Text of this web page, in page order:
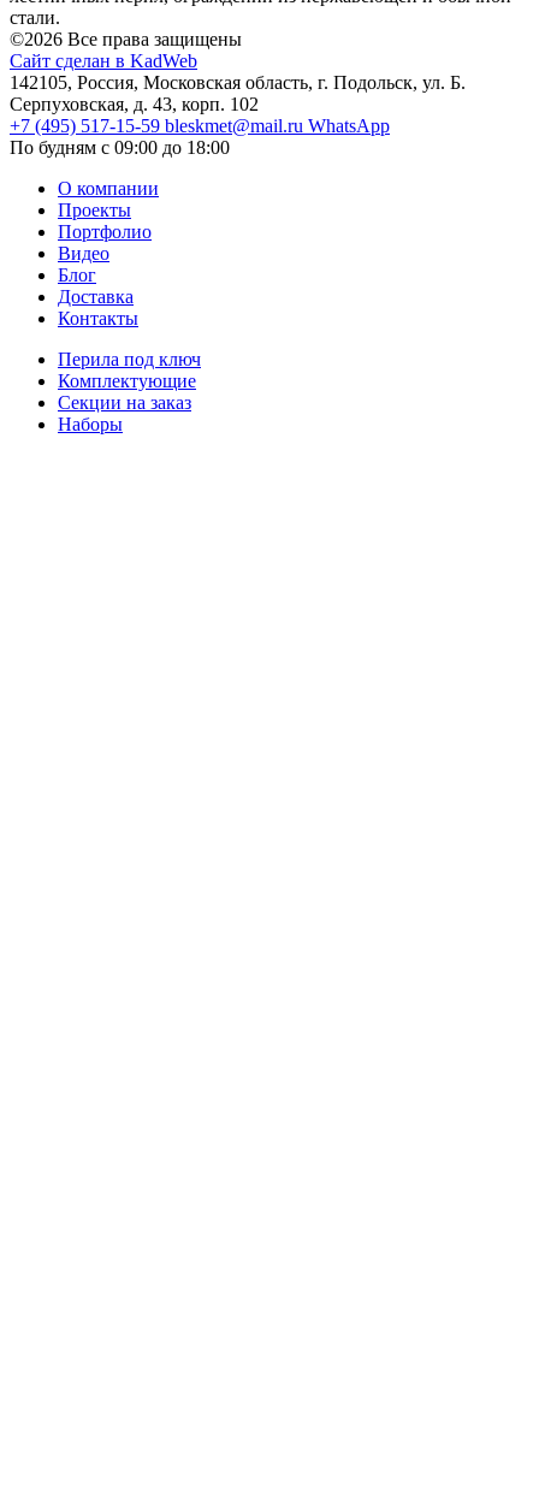
стали.
©2026 Все права защищены
Сайт сделан в KadWeb
142105, Россия, Московская область, г. Подольск, ул. Б.
Серпуховская, д. 43, корп. 102
+7 (495) 517-15-59 bleskmet@mail.ru WhatsApp
По будням с 09:00 до 18:00
О компании
Проекты
Портфолио
Видео
Блог
Доставка
Контакты
Перила под ключ
Комплектующие
Секции на заказ
Наборы